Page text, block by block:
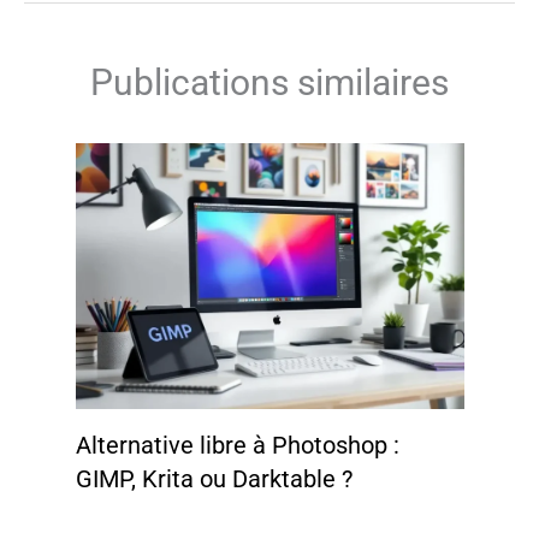
Publications similaires
Alternative libre à Photoshop :
GIMP, Krita ou Darktable ?